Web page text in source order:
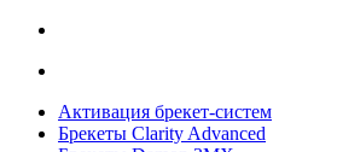
Активация брекет-систем
Брекеты Clarity Advanced